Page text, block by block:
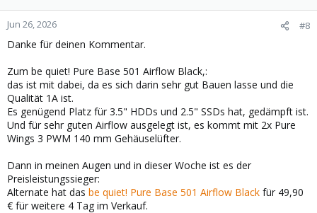
o
n
s
:
Jun 26, 2026 #8
Danke für deinen Kommentar.
Zum be quiet! Pure Base 501 Airflow Black,:
das ist mit dabei, da es sich darin sehr gut Bauen lasse und die
Qualität 1A ist.
Es genügend Platz für 3.5" HDDs und 2.5" SSDs hat, gedämpft ist.
Und für sehr guten Airflow ausgelegt ist, es kommt mit 2x Pure
Wings 3 PWM 140 mm Gehäuselüfter.
Dann in meinen Augen und in dieser Woche ist es der
Preisleistungssieger:
Alternate hat das be quiet! Pure Base 501 Airflow Black für 49,90
€ für weitere 4 Tag im Verkauf.